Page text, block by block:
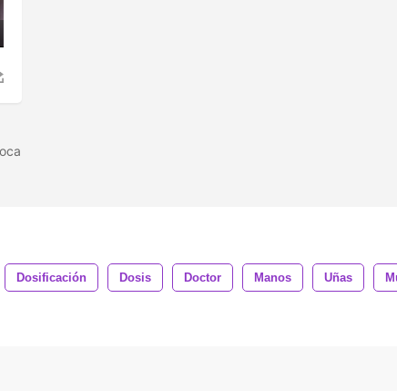
Dosificación Dosis Doctor Manos Uñas